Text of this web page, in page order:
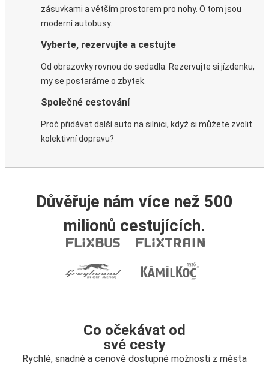
zásuvkami a větším prostorem pro nohy. O tom jsou
moderní autobusy.
Vyberte, rezervujte a cestujte
Od obrazovky rovnou do sedadla. Rezervujte si jízdenku,
my se postaráme o zbytek.
Společné cestování
Proč přidávat další auto na silnici, když si můžete zvolit
kolektivní dopravu?
Důvěřuje nám více než 500
milionů cestujících.
Co očekávat od
své cesty
Rychlé, snadné a cenově dostupné možnosti z města